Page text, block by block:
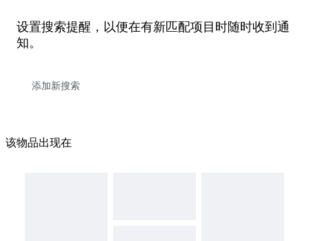
设置搜索提醒，以便在有新匹配项目时随时收到通
知。
该物品出现在